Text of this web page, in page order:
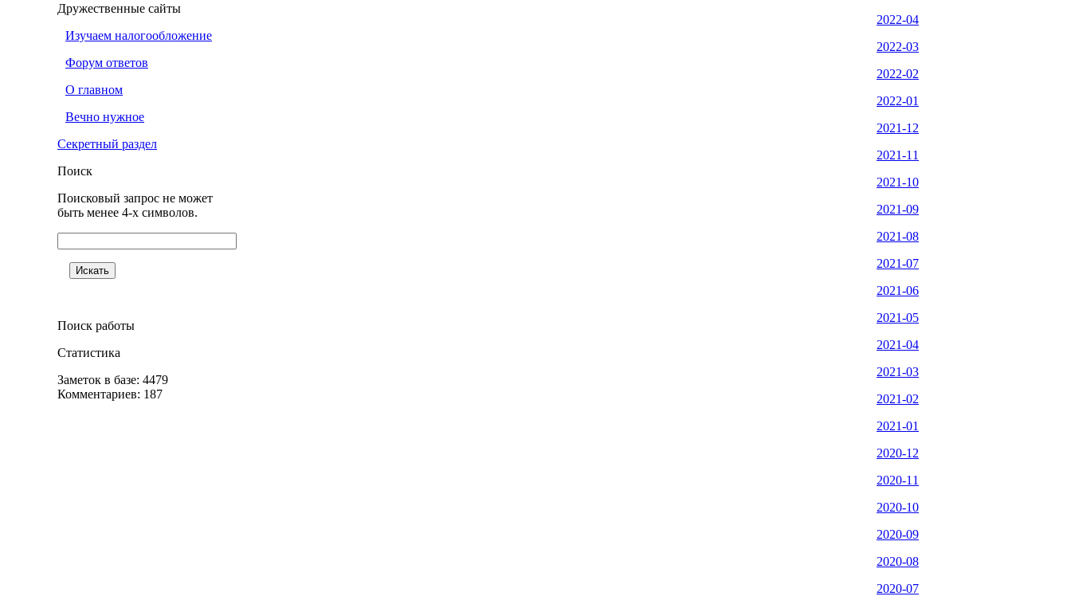
Дружественные сайты
Изучаем налогообложение
Форум ответов
О главном
Вечно нужное
Секретный раздел
Поиск
Поисковый запрос не может
быть менее 4-х символов.
Поиск работы
Статистика
Заметок в базе: 4479
Комментариев: 187
2022-04
2022-03
2022-02
2022-01
2021-12
2021-11
2021-10
2021-09
2021-08
2021-07
2021-06
2021-05
2021-04
2021-03
2021-02
2021-01
2020-12
2020-11
2020-10
2020-09
2020-08
2020-07